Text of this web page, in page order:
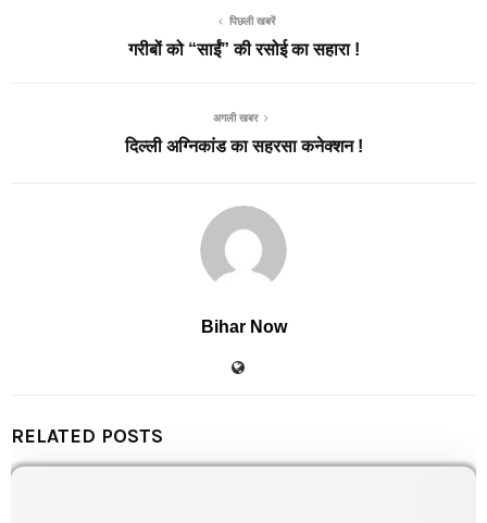
पिछली खबरें
गरीबों को “साईं” की रसोई का सहारा !
अगली खबर
दिल्ली अग्निकांड का सहरसा कनेक्शन !
Bihar Now
RELATED POSTS